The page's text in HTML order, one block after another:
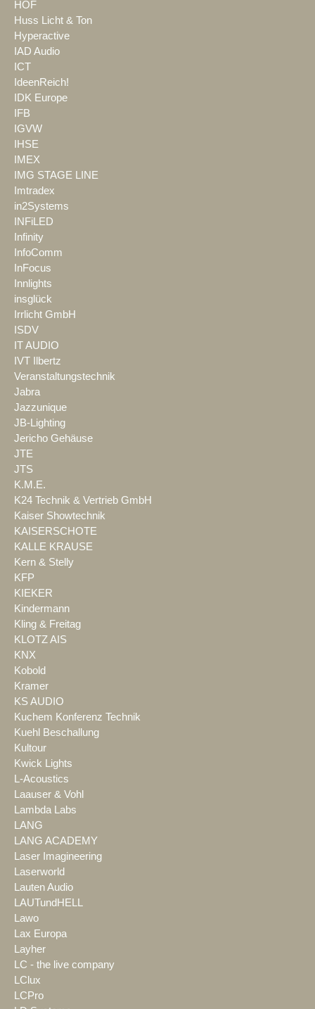
HOF
Huss Licht & Ton
Hyperactive
IAD Audio
ICT
IdeenReich!
IDK Europe
IFB
IGVW
IHSE
IMEX
IMG STAGE LINE
Imtradex
in2Systems
INFiLED
Infinity
InfoComm
InFocus
Innlights
insglück
Irrlicht GmbH
ISDV
IT AUDIO
IVT Ilbertz
Veranstaltungstechnik
Jabra
Jazzunique
JB-Lighting
Jericho Gehäuse
JTE
JTS
K.M.E.
K24 Technik & Vertrieb GmbH
Kaiser Showtechnik
KAISERSCHOTE
KALLE KRAUSE
Kern & Stelly
KFP
KIEKER
Kindermann
Kling & Freitag
KLOTZ AIS
KNX
Kobold
Kramer
KS AUDIO
Kuchem Konferenz Technik
Kuehl Beschallung
Kultour
Kwick Lights
L-Acoustics
Laauser & Vohl
Lambda Labs
LANG
LANG ACADEMY
Laser Imagineering
Laserworld
Lauten Audio
LAUTundHELL
Lawo
Lax Europa
Layher
LC - the live company
LClux
LCPro